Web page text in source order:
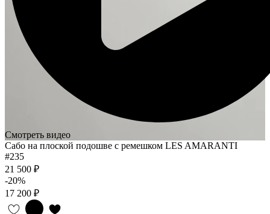
Смотреть видео
Сабо на плоской подошве с ремешком LES AMARANTI
#235
21 500 ₽
-20%
17 200 ₽